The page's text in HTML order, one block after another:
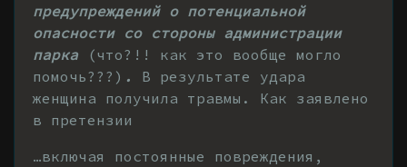
предупреждений о потенциальной
опасности со стороны администрации
парка
(что?!! как это вообще могло
помочь???) . В результате удара
женщина получила травмы. Как заявлено
в претензии
…включая постоянные повреждения,